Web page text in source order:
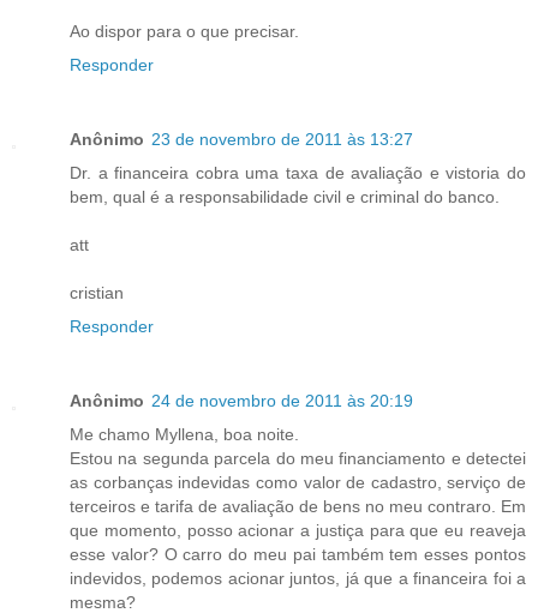
Ao dispor para o que precisar.
Responder
Anônimo 23 de novembro de 2011 às 13:27
Dr. a financeira cobra uma taxa de avaliação e vistoria do
bem, qual é a responsabilidade civil e criminal do banco.
att
cristian
Responder
Anônimo 24 de novembro de 2011 às 20:19
Me chamo Myllena, boa noite.
Estou na segunda parcela do meu financiamento e detectei
as corbanças indevidas como valor de cadastro, serviço de
terceiros e tarifa de avaliação de bens no meu contraro. Em
que momento, posso acionar a justiça para que eu reaveja
esse valor? O carro do meu pai também tem esses pontos
indevidos, podemos acionar juntos, já que a financeira foi a
mesma?